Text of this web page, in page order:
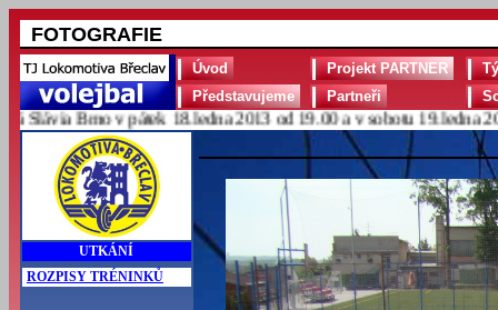
FOTOGRAFIE
Úvod Projekt PARTNER
Představujeme
Partneři
Brno v pátek 18.ledna 2013 od 19.00 a v sobotu 19.ledna 2013
UTKÁNÍ
ROZPISY TRÉNINKŮ